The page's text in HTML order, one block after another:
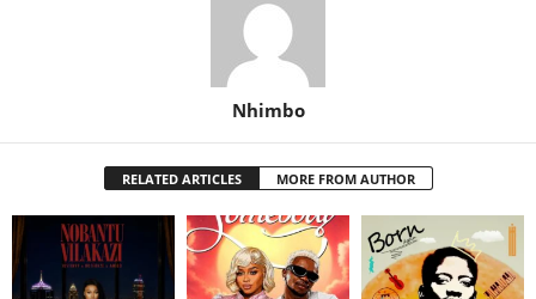
Nhimbo
RELATED ARTICLES MORE FROM AUTHOR